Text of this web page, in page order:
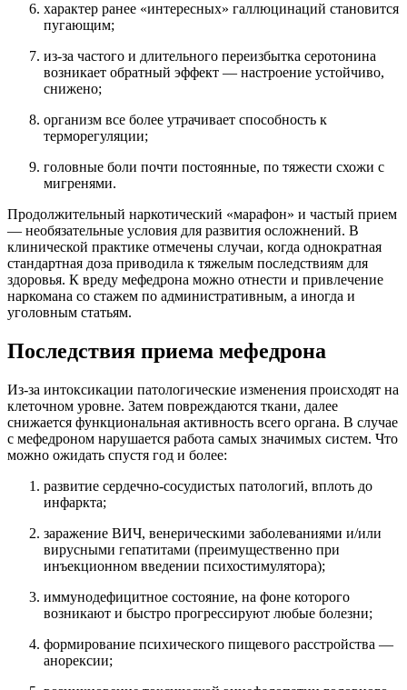
характер ранее «интересных» галлюцинаций становится
пугающим;
из-за частого и длительного переизбытка серотонина
возникает обратный эффект — настроение устойчиво,
снижено;
организм все более утрачивает способность к
терморегуляции;
головные боли почти постоянные, по тяжести схожи с
мигренями.
Продолжительный наркотический «марафон» и частый прием
— необязательные условия для развития осложнений. В
клинической практике отмечены случаи, когда однократная
стандартная доза приводила к тяжелым последствиям для
здоровья. К вреду мефедрона можно отнести и привлечение
наркомана со стажем по административным, а иногда и
уголовным статьям.
Последствия приема мефедрона
Из-за интоксикации патологические изменения происходят на
клеточном уровне. Затем повреждаются ткани, далее
снижается функциональная активность всего органа. В случае
с мефедроном нарушается работа самых значимых систем. Что
можно ожидать спустя год и более:
развитие сердечно-сосудистых патологий, вплоть до
инфаркта;
заражение ВИЧ, венерическими заболеваниями и/или
вирусными гепатитами (преимущественно при
инъекционном введении психостимулятора);
иммунодефицитное состояние, на фоне которого
возникают и быстро прогрессируют любые болезни;
формирование психического пищевого расстройства —
анорексии;